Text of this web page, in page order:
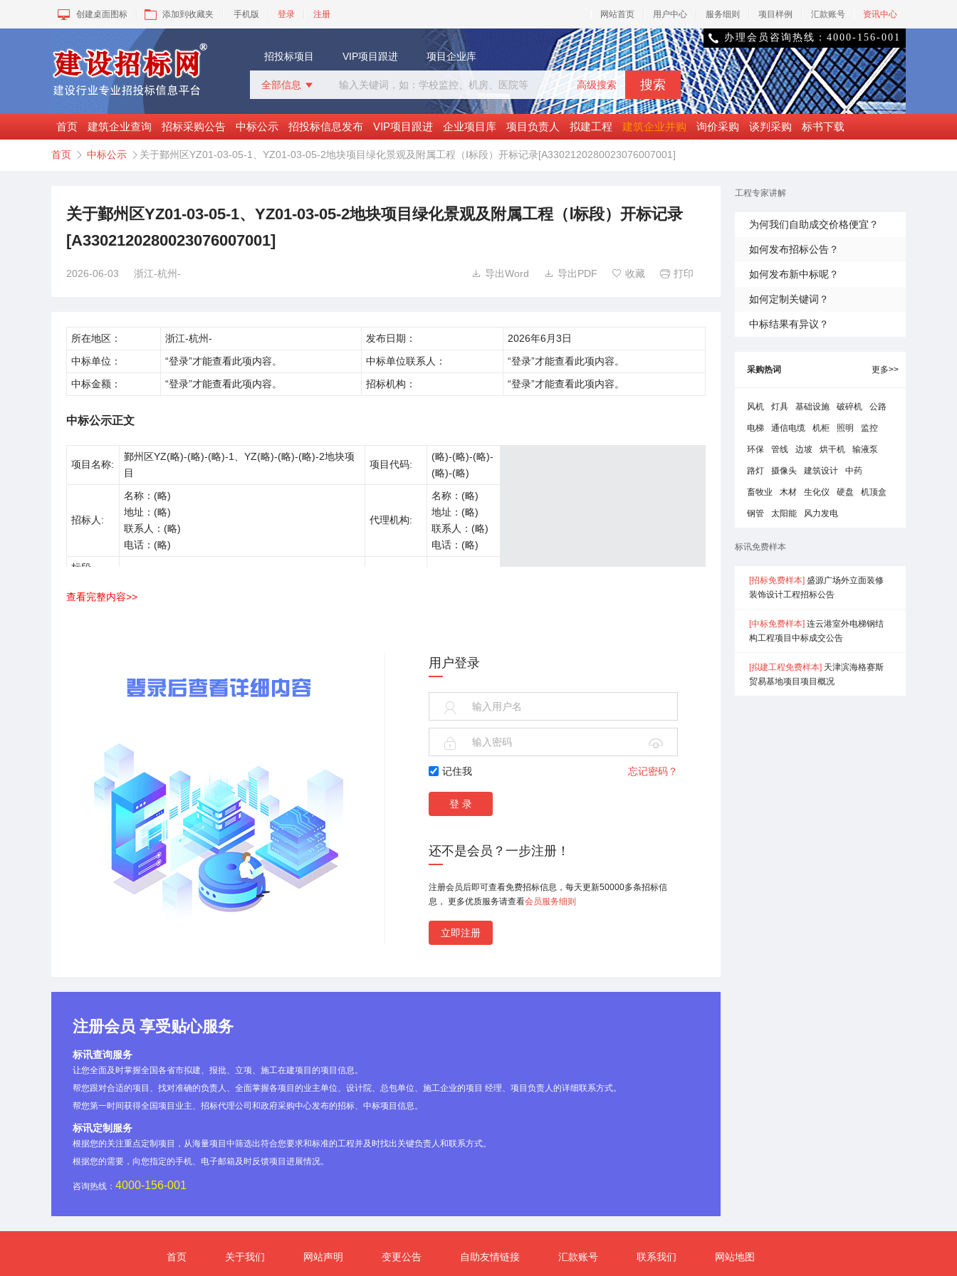
创建桌面图标 添加到收藏夹 手机版 登录 注册 网站首页 用户中心 服务细则 项目样例 汇款账号 资讯中心
招投标项目 VIP项目跟进 项目企业库
全部信息 
招标采购
中标公示
变更公告
VIP项目
询价采购
谈判采购
高级搜索
 办理会员咨询热线：4000-156-001
首页 建筑企业查询 招标采购公告 中标公示 招投标信息发布 VIP项目跟进 企业项目库 项目负责人 拟建工程 建筑企业并购 询价采购 谈判采购 标书下载
首页  中标公示  关于鄞州区YZ01-03-05-1、YZ01-03-05-2地块项目绿化景观及附属工程（Ⅰ标段）开标记录[A3302120280023076007001]
关于鄞州区YZ01-03-05-1、YZ01-03-05-2地块项目绿化景观及附属工程（Ⅰ标段）开标记录
[A3302120280023076007001]
2026-06-03 浙江-杭州-  导出Word  导出PDF  收藏  打印
所在地区： 浙江-杭州- 发布日期：
2026年6月3日
中标单位：
“登录”才能查看此项内容。 中标单位联系人：
“登录”才能查看此项内容。
中标金额：
“登录”才能查看此项内容。 招标机构： “登录”才能查看此项内容。
中标公示正文
项目名称:
鄞州区YZ(略)-(略)-(略)-1、YZ(略)-(略)-(略)-2地块项
目
项目代码:
(略)-(略)-(略)-
(略)-(略)
招标人:
名称：(略)
地址：(略)
联系人：(略)
电话：(略)
代理机构:
名称：(略)
地址：(略)
联系人：(略)
电话：(略)
标段
称:
目绿化景观及附属工程（Ⅰ标段）
按现行的国家、浙江省、宁波市、行业施工
验收规范一次性验收合格。
宁波鼎顺生态建设有限公司
按现行的国家、浙江省、宁波市、行业施工
验收规范一次性验收合格
浙江金峨生态建设有限公司
按现行的国家、浙江省、宁波市、行业施工
浙江新中源建设有限公司
宁波市中环建筑装饰有限公司
按现行的国家、浙江省、宁波市、行业施工
宁波住宅建设集团股份有限公司
按现行的国家、浙江省、宁波市、行业施工
(略).(略)元
验收规范一次性验收合格
(略) 浙江欣诺生态工程有限公司
(略) 蓝海绿业生态建设股份有限公司
(略) 宁波市建兴建业市政园林工程有限公司
(略),(略),
(略).(略)元
按现行的国家、浙江省、宁波市、行业施工
(略) 宁波汇洲生态建设有限公司
(略).(略)元
(略) 宁波一澍景观工程有限公司
(略) 杭州金锄市政园林工程有限公司
宁波市天莱园林建设工程有限公司
(略),(略),
按现行的国家、浙江省、宁波市、行业施工
查看完整内容>>
用户登录

 
记住我 忘记密码？
还不是会员？一步注册！
注册会员后即可查看免费招标信息，每天更新50000多条招标信
息， 更多优质服务请查看会员服务细则
立即注册
注册会员 享受贴心服务
标讯查询服务
让您全面及时掌握全国各省市拟建、报批、立项、施工在建项目的项目信息。
帮您跟对合适的项目、找对准确的负责人、全面掌握各项目的业主单位、设计院、总包单位、施工企业的项目 经理、项目负责人的详细联系方式。
帮您第一时间获得全国项目业主、招标代理公司和政府采购中心发布的招标、中标项目信息。
标讯定制服务
根据您的关注重点定制项目，从海量项目中筛选出符合您要求和标准的工程并及时找出关键负责人和联系方式。
根据您的需要，向您指定的手机、电子邮箱及时反馈项目进展情况。
咨询热线： 4000-156-001
工程专家讲解
为何我们自助成交价格便宜？
如何发布招标公告？
如何发布新中标呢？
如何定制关键词？
中标结果有异议？
采购热词 更多>>
风机 灯具 基础设施 破碎机 公路
电梯 通信电缆 机柜 照明 监控
环保 管线 边坡 烘干机 输液泵
路灯 摄像头 建筑设计 中药
畜牧业 木材 生化仪 硬盘 机顶盒
钢管 太阳能 风力发电
标讯免费样本
[招标免费样本] 盛源广场外立面装修
装饰设计工程招标公告
[中标免费样本] 连云港室外电梯钢结
构工程项目中标成交公告
[拟建工程免费样本] 天津滨海格赛斯
贸易基地项目项目概况
首页 关于我们 网站声明 变更公告 自助友情链接 汇款账号 联系我们 网站地图